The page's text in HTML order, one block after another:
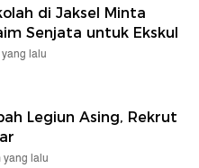
di Jaksel Minta
Senjata untuk Ekskul
lalu
Legiun Asing, Rekrut
yang lalu